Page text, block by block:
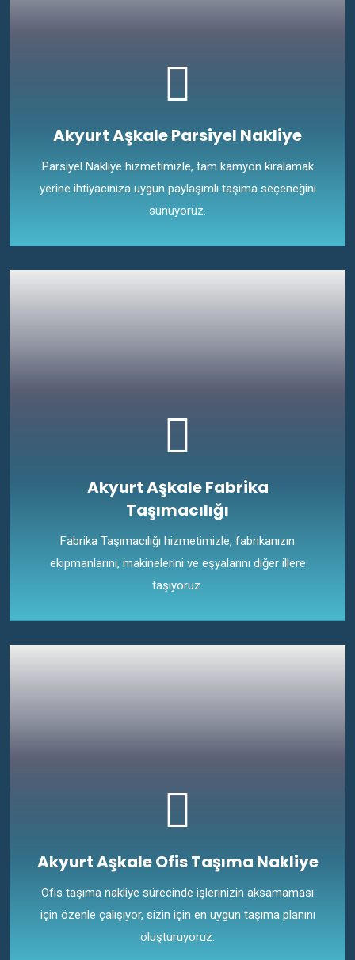
Akyurt Aşkale Parsiyel Nakliye
Parsiyel Nakliye hizmetimizle, tam kamyon kiralamak
yerine ihtiyacınıza uygun paylaşımlı taşıma seçeneğini
sunuyoruz.
Akyurt Aşkale Fabrika
Taşımacılığı
Fabrika Taşımacılığı hizmetimizle, fabrikanızın
ekipmanlarını, makinelerini ve eşyalarını diğer illere
taşıyoruz.
Akyurt Aşkale Ofis Taşıma Nakliye
Ofis taşıma nakliye sürecinde işlerinizin aksamaması
için özenle çalışıyor, sizin için en uygun taşıma planını
oluşturuyoruz.